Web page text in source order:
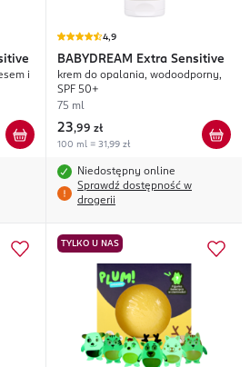
i
4,9
BABYDREAM Extra Sensitive
krem do opalania, wodoodporny,
SPF 50+
75 ml
23,99 zł
100 ml = 31,99 zł
Niedostępny online
Sprawdź dostępność w
drogerii
TYLKO U NAS